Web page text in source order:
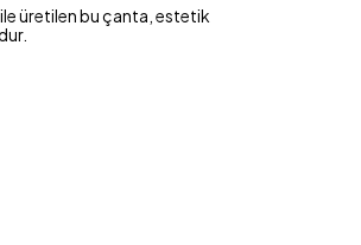
ile üretilen bu çanta, estetik